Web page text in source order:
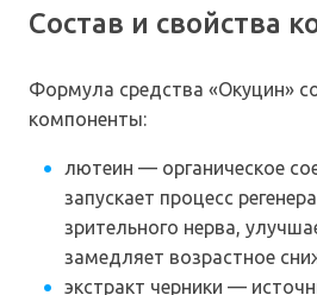
Состав и свойства
Формула средства «Окуцин»
компоненты:
лютеин — органическое
запускает процесс
зрительного нерва,
замедляет возрастное
экстракт черники —